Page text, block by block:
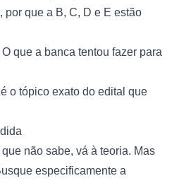
por que a B, C, D e E estão
que a banca tentou fazer para
o tópico exato do edital que
não sabe, vá à teoria. Mas
especificamente a